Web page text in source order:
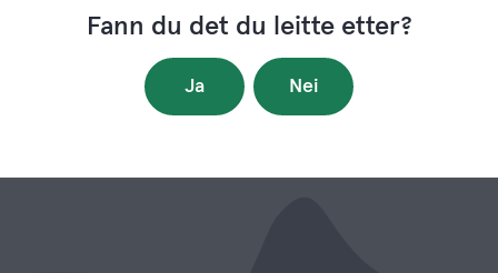
Fann du det du leitte etter?
Ja Nei